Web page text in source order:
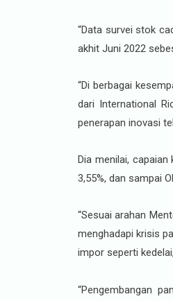
“Data survei stok
akhit Juni 2022
“Di berbagai
dari International
penerapan inovasi
Dia menilai,
3,55%, dan sampai
“Sesuai arahan
menghadapi krisis
impor seperti
“Pengembangan